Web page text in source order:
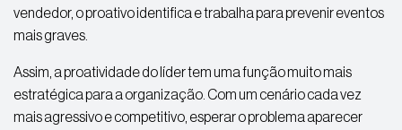
vendedor, o proativo identifica e trabalha para prevenir eventos
mais graves.
Assim, a proatividade do líder tem uma função muito mais
estratégica para a organização. Com um cenário cada vez
mais agressivo e competitivo, esperar o problema aparecer